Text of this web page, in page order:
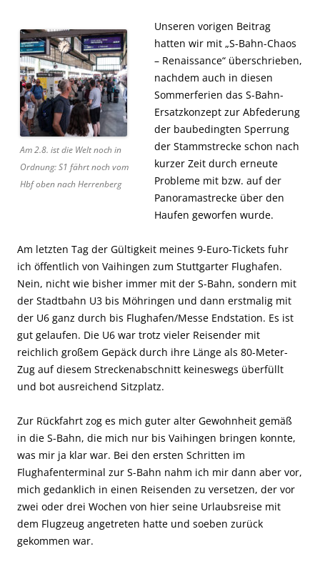
Am 2.8. ist die Welt noch in
Ordnung: S1 fährt noch vom
Hbf oben nach Herrenberg
Unseren vorigen Beitrag
hatten wir mit „S-Bahn-Chaos
– Renaissance“ überschrieben,
nachdem auch in diesen
Sommerferien das S-Bahn-
Ersatzkonzept zur Abfederung
der baubedingten Sperrung
der Stammstrecke schon nach
kurzer Zeit durch erneute
Probleme mit bzw. auf der
Panoramastrecke über den
Haufen geworfen wurde.
Am letzten Tag der Gültigkeit meines 9-Euro-Tickets fuhr
ich öffentlich von Vaihingen zum Stuttgarter Flughafen.
Nein, nicht wie bisher immer mit der S-Bahn, sondern mit
der Stadtbahn U3 bis Möhringen und dann erstmalig mit
der U6 ganz durch bis Flughafen/Messe Endstation. Es ist
gut gelaufen. Die U6 war trotz vieler Reisender mit
reichlich großem Gepäck durch ihre Länge als 80-Meter-
Zug auf diesem Streckenabschnitt keineswegs überfüllt
und bot ausreichend Sitzplatz.
Zur Rückfahrt zog es mich guter alter Gewohnheit gemäß
in die S-Bahn, die mich nur bis Vaihingen bringen konnte,
was mir ja klar war. Bei den ersten Schritten im
Flughafenterminal zur S-Bahn nahm ich mir dann aber vor,
mich gedanklich in einen Reisenden zu versetzen, der vor
zwei oder drei Wochen von hier seine Urlaubsreise mit
dem Flugzeug angetreten hatte und soeben zurück
gekommen war.